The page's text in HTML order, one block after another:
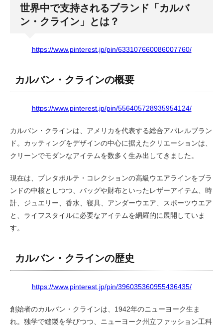
世界中で支持されるブランド「カルバ
ン・クライン」とは？
https://www.pinterest.jp/pin/633107660086007760/
カルバン・クラインの概要
https://www.pinterest.jp/pin/556405728935954124/
カルバン・クラインは、アメリカを代表する総合アパレルブラン
ド。カッティングをデザインの中心に据えたクリエーションは、
クリーンでモダンなアイテムを数多く生み出してきました。
現在は、プレタポルテ・コレクションの高級ウエアラインをブラ
ンドの中核としつつ、バッグや財布といったレザーアイテム、時
計、ジュエリー、香水、寝具、アンダーウエア、スポーツウエア
と、ライフスタイルに必要なアイテムを網羅的に展開していま
す。
カルバン・クラインの歴史
https://www.pinterest.jp/pin/396035360955436435/
創始者のカルバン・クラインは、1942年のニューヨーク生ま
れ。独学で縫製を学びつつ、ニューヨーク州立ファッション工科